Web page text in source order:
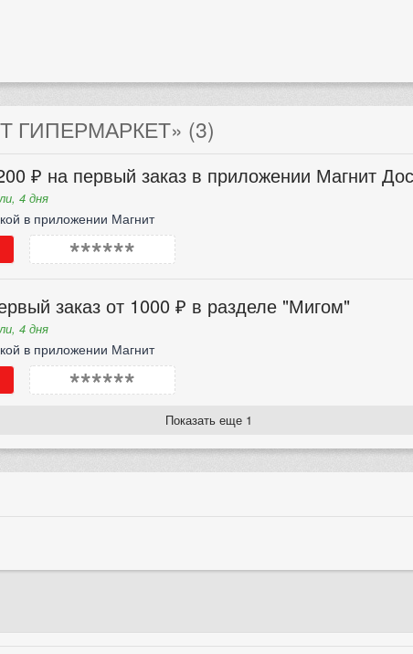
(3)
₽ на первый заказ в приложении Магнит
4 дня
в приложении Магнит
******
заказ от 1000 ₽ в разделе "Мигом"
4 дня
в приложении Магнит
******
Показать еще 1